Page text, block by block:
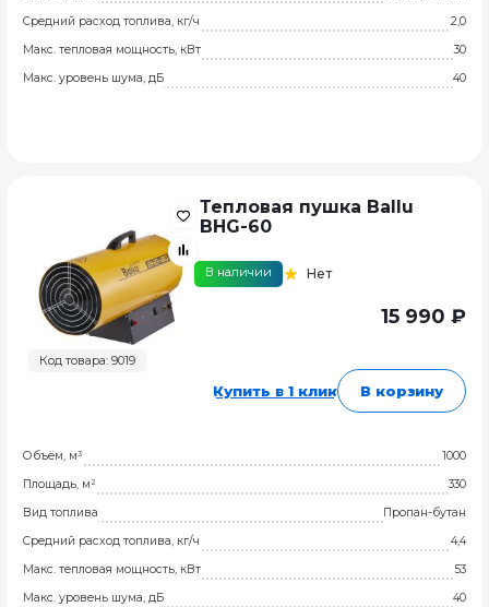
Средний расход топлива, кг/ч
2,0
Макс. тепловая мощность, кВт
30
Макс. уровень шума, дБ
40
Код товара: 9019
Тепловая пушка Ballu
BHG-60
В наличии Нет
15 990 ₽
Купить в 1 клик В корзину
Объём, м³
1000
Площадь, м²
330
Вид топлива
Пропан-бутан
Средний расход топлива, кг/ч
4,4
Макс. тепловая мощность, кВт
53
Макс. уровень шума, дБ
40